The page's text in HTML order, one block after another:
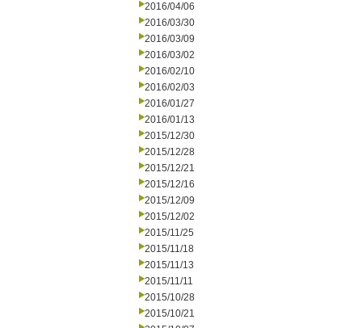
2016/04/06
2016/03/30
2016/03/09
2016/03/02
2016/02/10
2016/02/03
2016/01/27
2016/01/13
2015/12/30
2015/12/28
2015/12/21
2015/12/16
2015/12/09
2015/12/02
2015/11/25
2015/11/18
2015/11/13
2015/11/11
2015/10/28
2015/10/21